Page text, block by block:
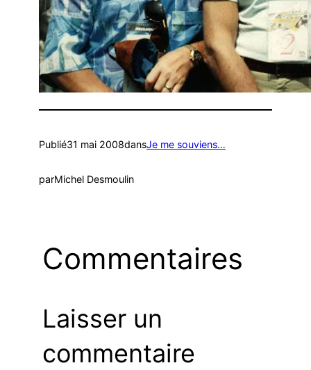
Publié31 mai 2008dansJe me souviens…
parMichel Desmoulin
Commentaires
Laisser un
commentaire